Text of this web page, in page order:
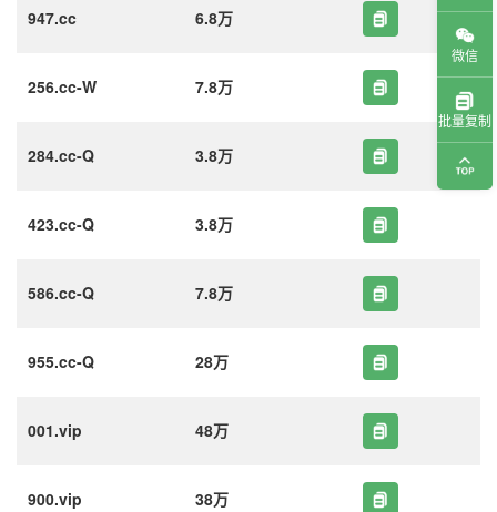
947.cc 6.8万
256.cc-W 7.8万
284.cc-Q 3.8万
423.cc-Q 3.8万
586.cc-Q 7.8万
955.cc-Q 28万
001.vip 48万
900.vip 38万
微信
批量复制